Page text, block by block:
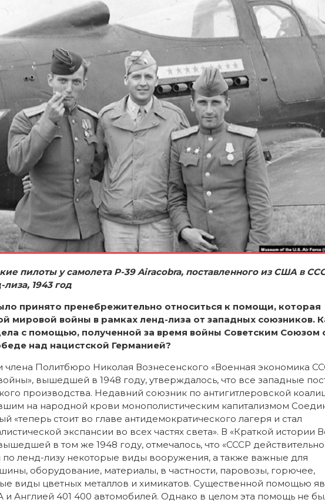
пилоты у самолета P-39Airаcobra, поставленного из США в
1943 год
принято пренебрежительно относиться к помощи, которая
мировой войны в рамках ленд-лиза от западных союзников.
с помощью, полученной за время войны Советским Союзом
над нацистской Германией?
члена Политбюро Николая Вознесенского «Военная экономика
вышедшей в 1948 году, утверждалось, что все западные
производства. Недавний союзник по антигитлеровской
на народной крови монополистическим капитализмом
«теперь стоит во главе антидемократического лагеря и стал
экспансии во всех частях света». В «Краткой истории
в том же 1948 году, отмечалось, что «СССР действительно
ленд-лизу некоторые виды вооружения, а также важные для
оборудование, материалы, в частности, паровозы, горючее,
виды цветных металлов и химикатов. Существенной помощью
Англией 401 400 автомобилей. Однако в целом эта помощь не